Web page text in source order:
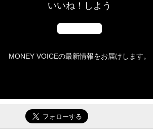
いいね！しよう
MONEY VOICEの最新情報をお届けします。